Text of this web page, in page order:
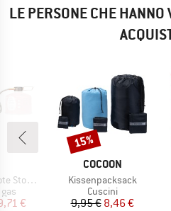
LE PERSONE CHE
Adapter
ridotto
€
MARCHIO
COCOON
Articolo
Kissenpacksack
Gruppo di prodotti
Cuscini
Prezzo
9,95 €Prezzo ridotto
8,46 €
Sconto
15%